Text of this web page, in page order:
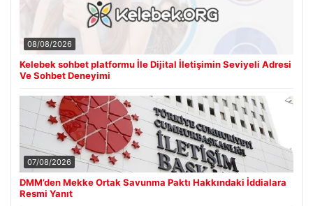
08/08/2026
Kelebek sohbet platformu İle Dijital İletişimin Seviyeli Adresi
Ve Sohbet Deneyimi
07/08/2026
DMM’den Mekke Ortak Savunma Paktı Hakkındaki İddialara
Resmi Yanıt